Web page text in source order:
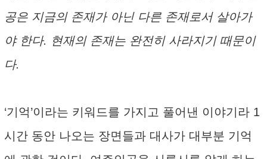
공은 지금의 존재가 아닌 다른 존재로서 살아가
야 한다. 현재의 존재는 완전히 사라지기 때문이
다.
‘기억’이라는 키워드를 가지고 풀어낸 이야기라 1
시간 동안 나오는 장면들과 대사가 대부분 기억